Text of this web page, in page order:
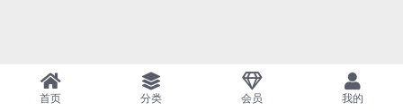
首页 分类 会员 我的